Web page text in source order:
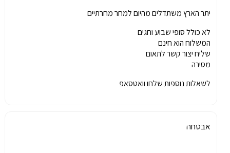
יתר הארץ משתדלים מהיום למחר מחרתיים
לא כולל סופי שבוע וחגים
המשלוח הוא חינם
שליח יצור קשר לתאום
מסירה
לשאלות נוספות שלחו וואטסאפ
אבטחה